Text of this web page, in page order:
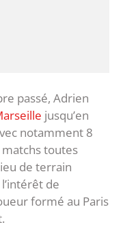
passé, Adrien
jusqu’en
notamment 8
matchs toutes
de terrain
de
formé au Paris